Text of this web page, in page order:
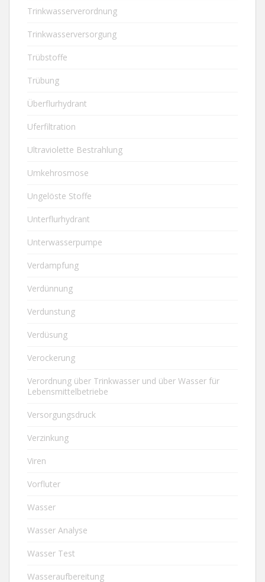
Trinkwasserverordnung
Trinkwasserversorgung
Trübstoffe
Trübung
Überflurhydrant
Uferfiltration
Ultraviolette Bestrahlung
Umkehrosmose
Ungelöste Stoffe
Unterflurhydrant
Unterwasserpumpe
Verdampfung
Verdünnung
Verdunstung
Verdüsung
Verockerung
Verordnung über Trinkwasser und über Wasser für
Lebensmittelbetriebe
Versorgungsdruck
Verzinkung
Viren
Vorfluter
Wasser
Wasser Analyse
Wasser Test
Wasseraufbereitung